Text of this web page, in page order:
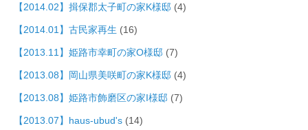
【2014.02】揖保郡太子町の家K様邸 (4)
【2014.01】古民家再生 (16)
【2013.11】姫路市幸町の家O様邸 (7)
【2013.08】岡山県美咲町の家K様邸 (4)
【2013.08】姫路市飾磨区の家I様邸 (7)
【2013.07】haus-ubud's (14)